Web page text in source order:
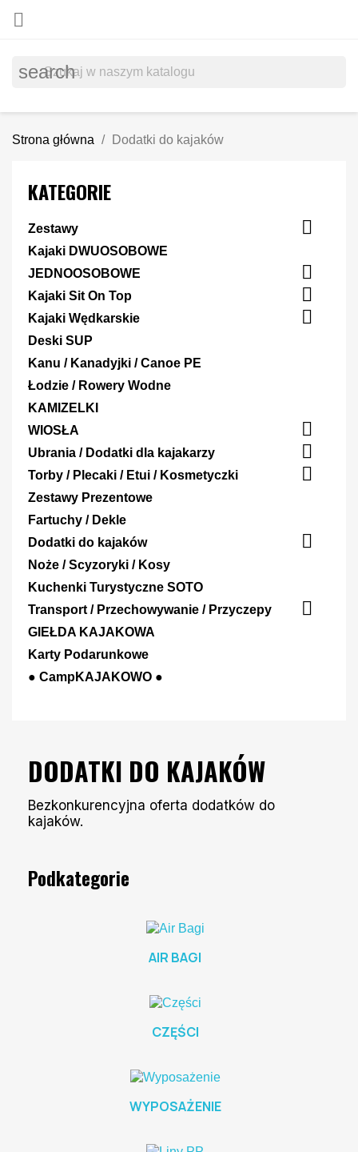

search
Strona główna Dodatki do kajaków
KATEGORIE
Zestawy 
Kajaki DWUOSOBOWE
JEDNOOSOBOWE

Kajaki Sit On Top 
Kajaki Wędkarskie 
Deski SUP
Kanu / Kanadyjki / Canoe PE
Łodzie / Rowery Wodne
KAMIZELKI
WIOSŁA

Ubrania / Dodatki dla kajakarzy 
Torby / Plecaki / Etui / Kosmetyczki 
Zestawy Prezentowe
Fartuchy / Dekle
Dodatki do kajaków

Noże / Scyzoryki / Kosy
Kuchenki Turystyczne SOTO
Transport / Przechowywanie / Przyczepy

GIEŁDA KAJAKOWA
Karty Podarunkowe
● CampKAJAKOWO ●
DODATKI DO KAJAKÓW
Bezkonkurencyjna oferta dodatków do
kajaków.
Podkategorie
AIR BAGI
CZĘŚCI
WYPOSAŻENIE